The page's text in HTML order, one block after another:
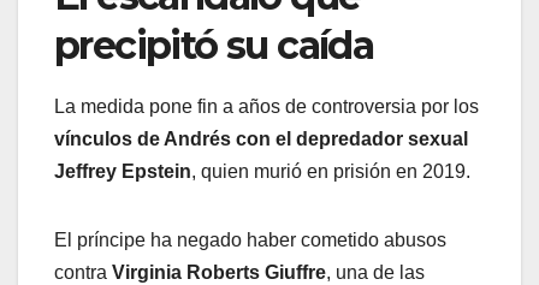
precipitó su caída
La medida pone fin a años de controversia por los
vínculos de Andrés con el depredador sexual
Jeffrey Epstein, quien murió en prisión en 2019.
El príncipe ha negado haber cometido abusos
contra Virginia Roberts Giuffre, una de las